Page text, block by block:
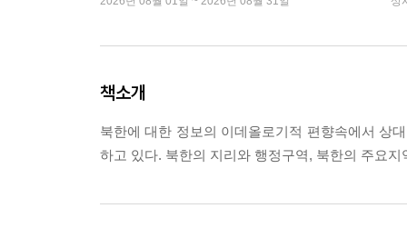
책소개
북한에 대한 정보의 이데올로기적 편향속에서 상
하고 있다. 북한의 지리와 행정구역, 북한의 주요